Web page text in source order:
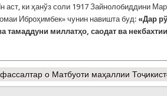
аст, ки ҳанўз соли 1917 Зайнолобиддини
Иброҳимбек» чунин навишта буд: «Дар
тамаддуни миллатҳо, саодат ва
о Матбуоти маҳаллии